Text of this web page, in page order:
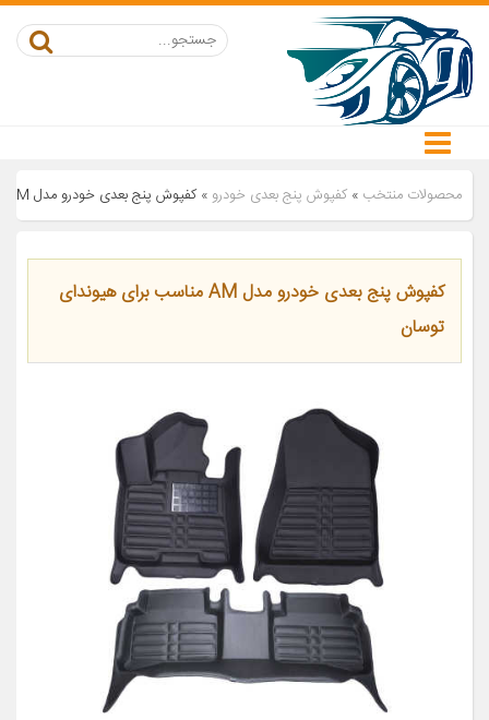
محصولات منتخب » کفپوش پنج بعدی خودرو »کفپوش پنج بعدی خودرو مدل AM مناسب برای هیوندای توسان
کفپوش پنج بعدی خودرو مدل AM مناسب برای هیوندای
توسان